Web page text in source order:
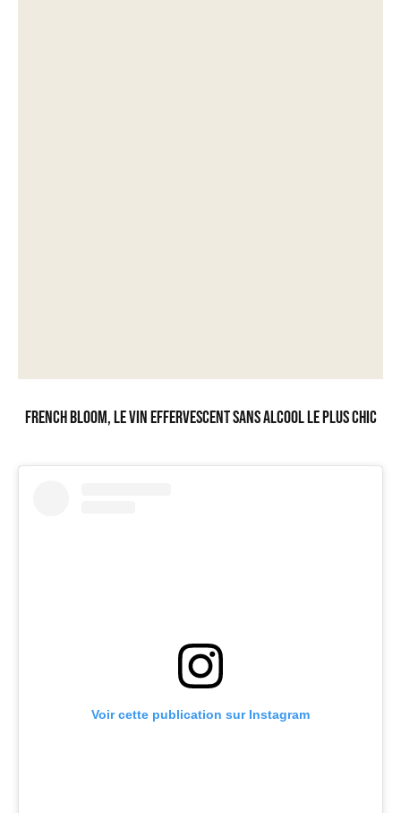
French Bloom, le vin effervescent sans alcool le plus chic
Voir cette publication sur Instagram